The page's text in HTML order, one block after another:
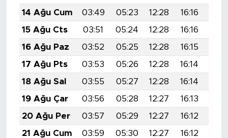
14 Ağu Cum
03:49 05:23 12:28 16:16
15 Ağu Cts
03:51 05:24 12:28 16:16
16 Ağu Paz
03:52 05:25 12:28 16:15
17 Ağu Pts
03:53 05:26 12:28 16:14
18 Ağu Sal
03:55 05:27 12:28 16:14
19 Ağu Çar
03:56 05:28 12:27 16:13
20 Ağu Per
03:57 05:29 12:27 16:12
21 Ağu Cum
03:59 05:30 12:27 16:12